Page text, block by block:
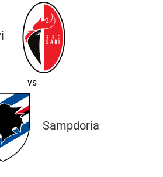
vs
Sampdoria